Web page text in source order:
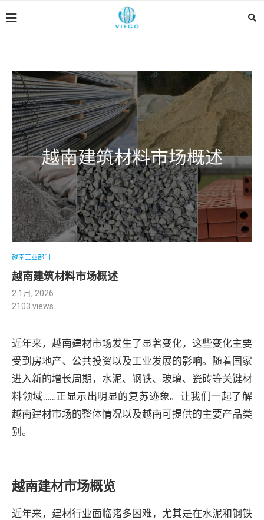
越南工业部门
越南建筑材料市场概述
2 1月, 2026
2103 views
近年来，越南建材市场发生了显著变化，这些变化主要
受到房地产、公共投资以及工业发展的影响。随着国家
进入新的增长周期，水泥、钢铁、玻璃、瓷砖等关键材
料领域……正显示出明显的复苏迹象。让我们一起了解
越南建材市场的整体情况以及越南可提供的主要产品类
别。
越南建材市场概览
近年来，建材行业面临诸多困难，尤其是在水泥和钢铁